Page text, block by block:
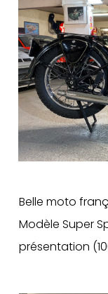
Belle moto
Modèle Super
présentation